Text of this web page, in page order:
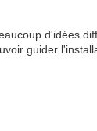
d'idées
guider